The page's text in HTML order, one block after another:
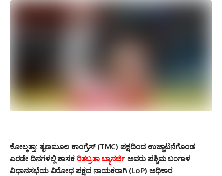
ಕೋಲ್ಕತ್ತಾ: ತೃಣಮೂಲ ಕಾಂಗ್ರೆಸ್ (TMC) ಪಕ್ಷದಿಂದ ಉಚ್ಚಾಟನೆಗೊಂಡ
ಎರಡೇ ದಿನಗಳಲ್ಲಿ ಶಾಸಕ ರಿತಬ್ರತಾ ಬ್ಯಾನರ್ಜಿ ಅವರು ಪಶ್ಚಿಮ ಬಂಗಾಳ
ವಿಧಾನಸಭೆಯ ವಿರೋಧ ಪಕ್ಷದ ನಾಯಕರಾಗಿ (LoP) ಅಧಿಕಾರ